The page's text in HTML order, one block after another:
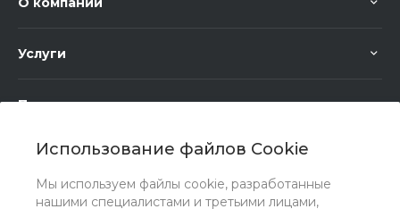
Использование файлов Cookie
Мы используем файлы cookie, разработанные
нашими специалистами и третьими лицами,
Услуги
Помощь